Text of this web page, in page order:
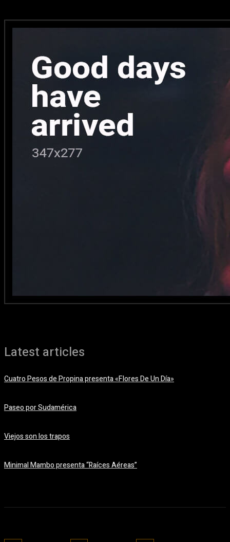
Latest articles
Cuatro Pesos de Propina presenta «Flores De Un Día»
Paseo por Sudamérica
Viejos son los trapos
Minimal Mambo presenta “Raíces Aéreas”